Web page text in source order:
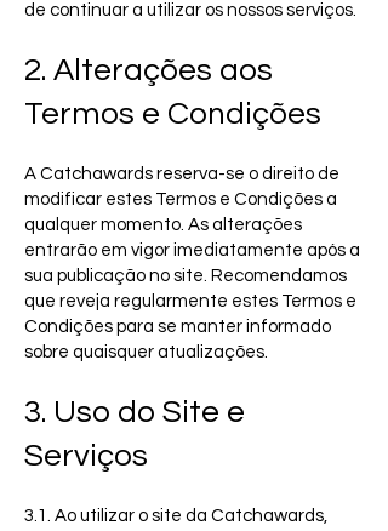
de continuar a utilizar os nossos serviços.
2. Alterações aos
Termos e Condições
A Catchawards reserva-se o direito de
modificar estes Termos e Condições a
qualquer momento. As alterações
entrarão em vigor imediatamente após a
sua publicação no site. Recomendamos
que reveja regularmente estes Termos e
Condições para se manter informado
sobre quaisquer atualizações.
3. Uso do Site e
Serviços
3.1. Ao utilizar o site da Catchawards,